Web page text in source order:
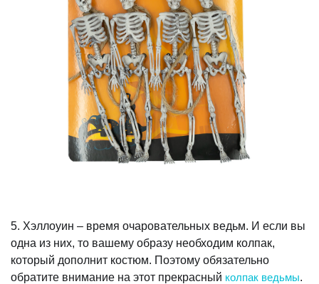
5. Хэллоуин – время очаровательных ведьм. И если вы
одна из них, то вашему образу необходим колпак,
который дополнит костюм. Поэтому обязательно
обратите внимание на этот прекрасный колпак ведьмы.